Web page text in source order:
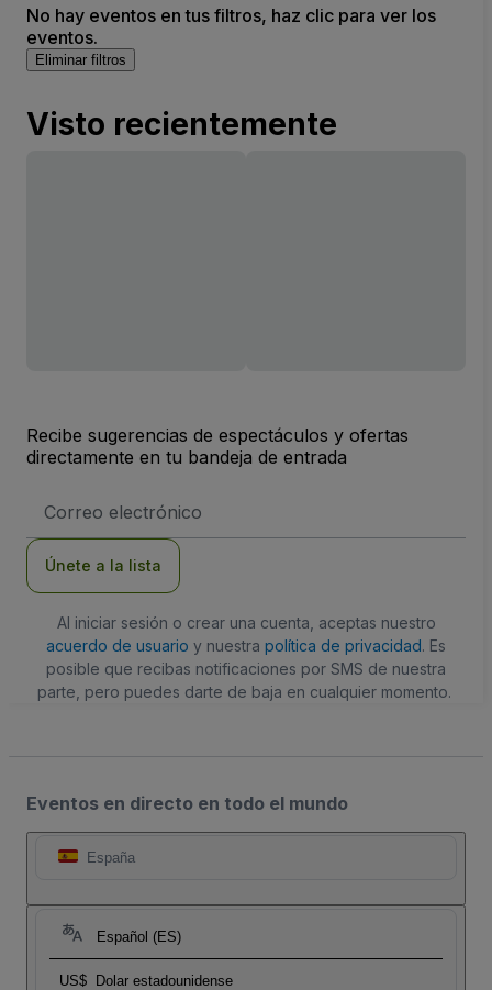
No hay eventos en tus filtros, haz clic para ver los
eventos.
Eliminar filtros
Visto recientemente
Recibe sugerencias de espectáculos y ofertas
directamente en tu bandeja de entrada
de
Únete a la lista
Al iniciar sesión o crear una cuenta, aceptas nuestro
acuerdo de usuario y nuestra política de privacidad. Es
posible que recibas notificaciones por SMS de nuestra
parte, pero puedes darte de baja en cualquier momento.
Eventos en directo en todo el mundo
España
Español (ES)
US$ Dolar estadounidense